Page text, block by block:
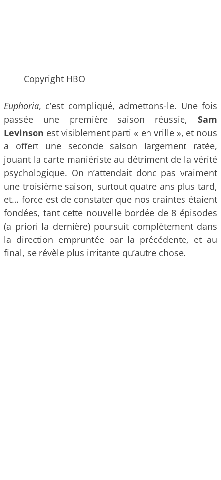
Copyright HBO
Euphoria, c’est compliqué, admettons-le. Une fois
passée une première saison réussie, Sam
Levinson est visiblement parti « en vrille », et nous
a offert une seconde saison largement ratée,
jouant la carte maniériste au détriment de la vérité
psychologique. On n’attendait donc pas vraiment
une troisième saison, surtout quatre ans plus tard,
et… force est de constater que nos craintes étaient
fondées, tant cette nouvelle bordée de 8 épisodes
(a priori la dernière) poursuit complètement dans
la direction empruntée par la précédente, et au
final, se révèle plus irritante qu’autre chose.